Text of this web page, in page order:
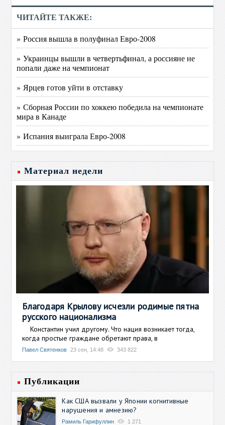
ЧИТАЙТЕ ТАКЖЕ:
» Россия вышла в полуфинал Евро-2008
» Украинцы вышли в четвертьфинал, а россияне не
попали даже на чемпионат
» Ярцев готов уйти в отставку
» Сборная России по хоккею победила на чемпионате
мира в Канаде
» Испания выиграла Евро-2008
Материал недели
Благодаря Крылову исчезли родимые пятна
русского национализма
Константин учил другому. Что нация возникает тогда,
когда простые граждане обретают права, в
Павел Святенков 23 сен, 14:48 343 822
Публикации
Как США вызвали у Японии когнитивные
нарушения и амнезию?
Рамиль Гарифуллин 1 271